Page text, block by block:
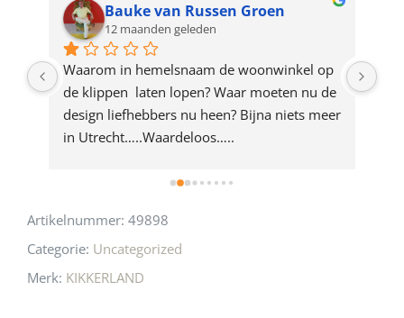
product
Bauke van Russen Groen
12 maanden geleden
Waarom in hemelsnaam de woonwinkel op
de klippen  laten lopen? Waar moeten nu de
design liefhebbers nu heen? Bijna niets meer
in Utrecht…..Waardeloos…..
Artikelnummer: 49898
Categorie: Uncategorized
Merk: KIKKERLAND